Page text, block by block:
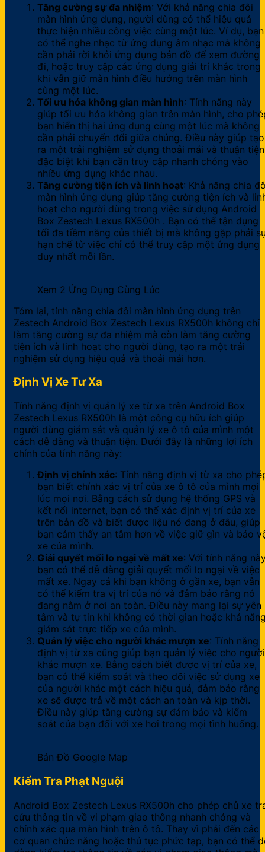
Tăng cường sự đa nhiệm: Với khả năng chia đôi
màn hình ứng dụng, người dùng có thể hiệu quả
thực hiện nhiều công việc cùng một lúc. Ví dụ, bạn
có thể nghe nhạc từ ứng dụng âm nhạc mà không
cần phải rời khỏi ứng dụng bản đồ để xem đường
đi, hoặc truy cập các ứng dụng giải trí khác trong
khi vẫn giữ màn hình điều hướng trên màn hình
cùng một lúc.
Tối ưu hóa không gian màn hình: Tính năng này
giúp tối ưu hóa không gian trên màn hình, cho
bạn hiển thị hai ứng dụng cùng một lúc mà không
cần phải chuyển đổi giữa chúng. Điều này giúp tạo
ra một trải nghiệm sử dụng thoải mái và thuận
đặc biệt khi bạn cần truy cập nhanh chóng vào
nhiều ứng dụng khác nhau.
Tăng cường tiện ích và linh hoạt: Khả năng chia
màn hình ứng dụng giúp tăng cường tiện ích và
hoạt cho người dùng trong việc sử dụng Android
Box Zestech Lexus RX500h . Bạn có thể tận dụng
tối đa tiềm năng của thiết bị mà không gặp phải
hạn chế từ việc chỉ có thể truy cập một ứng dụng
duy nhất mỗi lần.
Xem 2 Ứng Dụng Cùng Lúc
Tóm lại, tính năng chia đôi màn hình ứng dụng trên
Zestech Android Box Zestech Lexus RX500h không chỉ
làm tăng cường sự đa nhiệm mà còn làm tăng cường
tiện ích và linh hoạt cho người dùng, tạo ra một trải
nghiệm sử dụng hiệu quả và thoải mái hơn.
Định Vị Xe Tư Xa
Tính năng định vị quản lý xe từ xa trên Android Box
Zestech Lexus RX500h là một công cụ hữu ích giúp
người dùng giám sát và quản lý xe ô tô của mình một
cách dễ dàng và thuận tiện. Dưới đây là những lợi ích
chính của tính năng này:
Định vị chính xác: Tính năng định vị từ xa cho
bạn biết chính xác vị trí của xe ô tô của mình mọi
lúc mọi nơi. Bằng cách sử dụng hệ thống GPS và
kết nối internet, bạn có thể xác định vị trí của xe
trên bản đồ và biết được liệu nó đang ở đâu, giúp
bạn cảm thấy an tâm hơn về việc giữ gìn và bảo
xe của mình.
Giải quyết mối lo ngại về mất xe: Với tính năng
bạn có thể dễ dàng giải quyết mối lo ngại về việc
mất xe. Ngay cả khi bạn không ở gần xe, bạn vẫn
có thể kiểm tra vị trí của nó và đảm bảo rằng nó
đang nằm ở nơi an toàn. Điều này mang lại sự yên
tâm và tự tin khi không có thời gian hoặc khả
giám sát trực tiếp xe của mình.
Quản lý việc cho người khác mượn xe: Tính năng
định vị từ xa cũng giúp bạn quản lý việc cho người
khác mượn xe. Bằng cách biết được vị trí của xe,
bạn có thể kiểm soát và theo dõi việc sử dụng xe
của người khác một cách hiệu quả, đảm bảo rằng
xe sẽ được trả về một cách an toàn và kịp thời.
Điều này giúp tăng cường sự đảm bảo và kiểm
soát của bạn đối với xe hơi trong mọi tình huống.
Bản Đồ Google Map
Kiểm Tra Phạt Nguội
Android Box Zestech Lexus RX500h cho phép chủ xe
cứu thông tin về vi phạm giao thông nhanh chóng và
chính xác qua màn hình trên ô tô. Thay vì phải đến các
cơ quan chức năng hoặc thủ tục phức tạp, bạn có thể